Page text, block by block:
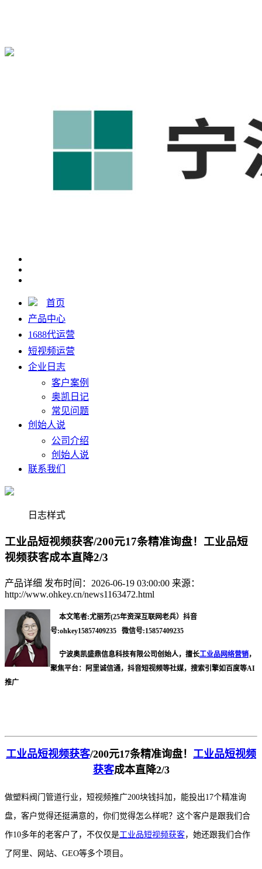
首页
产品中心
1688代运营
短视频运营
企业日志
客户案例
奥凯日记
常见问题
创始人说
公司介绍
创始人说
联系我们
日志样式
工业品短视频获客/200元17条精准询盘！工业品短
视频获客成本直降2/3
产品详细 发布时间：2026-06-19 03:00:00 来源：
http://www.ohkey.cn/news1163472.html
本文笔者:尤丽芳(25年资深互联网老兵）抖音
号:ohkey15857409235 微信号:15857409235
宁波奥凯盛鼎信息科技有限公司创始人，擅长工业品网络营销，
聚焦平台：阿里诚信通，抖音短视频等社媒，搜索引擎如百度等AI
推广
工业品短视频获客/200元17条精准询盘！ 工业品短视频
获客成本直降2/3
做塑料阀门管道行业，短视频推广200块钱抖加，能投出17个精准询
盘，客户觉得还挺满意的，你们觉得怎么样呢？这个客户是跟我们合
作10多年的老客户了，不仅仅是工业品短视频获客，她还跟我们合作
了阿里、网站、GEO等多个项目。